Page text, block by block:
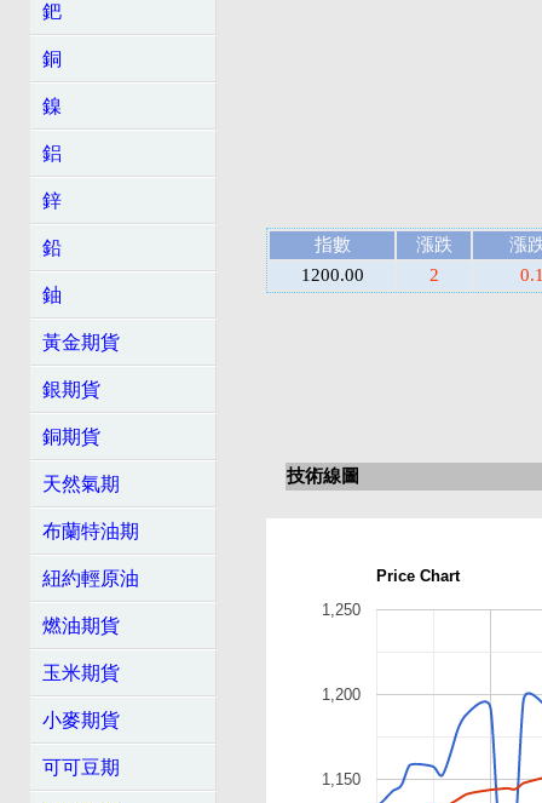
鈀
銅
鎳
鋁
鋅
鉛
鈾
黃金期貨
銀期貨
銅期貨
天然氣期
布蘭特油期
紐約輕原油
燃油期貨
玉米期貨
小麥期貨
可可豆期
指數 漲跌
漲
1200.00
2
技術線圖
Price Chart
1,150
1,200
1,250